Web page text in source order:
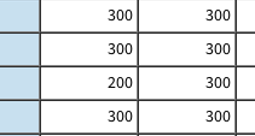
300 300
300 300
200 300
300 300